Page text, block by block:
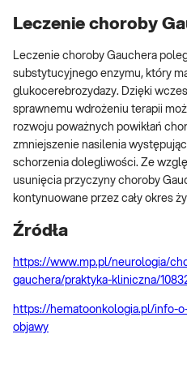
Leczenie choroby
Leczenie choroby Gauchera
substytucyjnego enzymu, który
glukocerebrozydazy. Dzięki
sprawnemu wdrożeniu terapii
rozwoju poważnych powikłań
zmniejszenie nasilenia
schorzenia dolegliwości. Ze
usunięcia przyczyny choroby
kontynuowane przez cały okres
Źródła
https://www.mp.pl/neurologia/
gauchera/praktyka-kliniczna/
https://hematoonkologia.pl/info-
objawy